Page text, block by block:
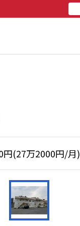
円(27万2000円/月)